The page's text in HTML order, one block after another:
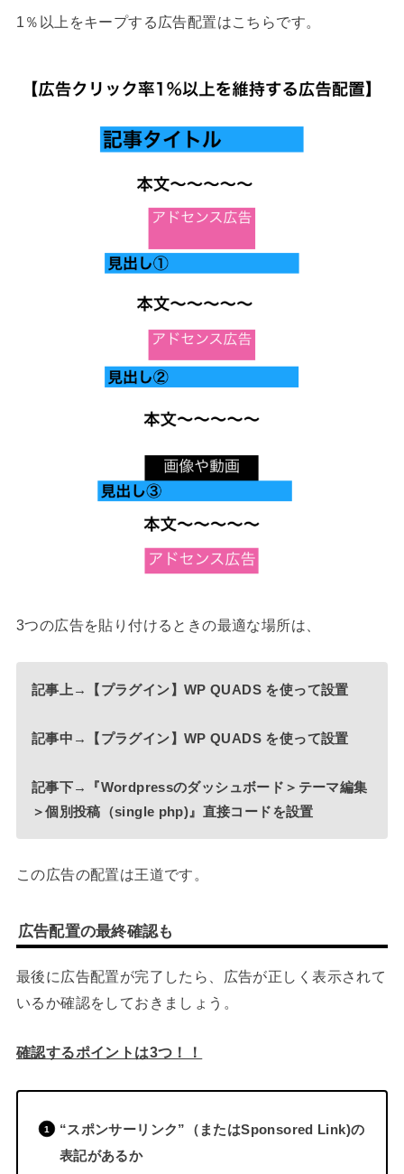
1％以上をキープする広告配置はこちらです。
3つの広告を貼り付けるときの最適な場所は、
記事上→【プラグイン】WP QUADS を使って設置
記事中→【プラグイン】WP QUADS を使って設置
記事下→『Wordpressのダッシュボード＞テーマ編集
＞個別投稿（single php)』直接コードを設置
この広告の配置は王道です。
広告配置の最終確認も
最後に広告配置が完了したら、広告が正しく表示されて
いるか確認をしておきましょう。
確認するポイントは3つ！！
“スポンサーリンク”（またはSponsored Link)の
表記があるか